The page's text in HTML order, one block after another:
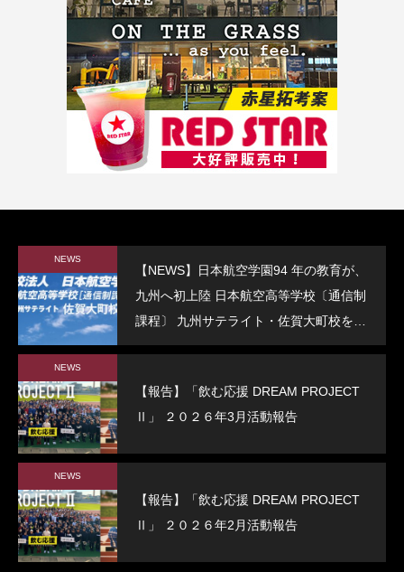
NEWS
【NEWS】日本航空学園94 年の教育が、
九州へ初上陸 日本航空高等学校〔通信制
課程〕 九州サテライト・佐賀大町校を開
校
NEWS
【報告】「飲む応援 DREAM PROJECT
Ⅱ」 ２０２６年3月活動報告
NEWS
【報告】「飲む応援 DREAM PROJECT
Ⅱ」 ２０２６年2月活動報告